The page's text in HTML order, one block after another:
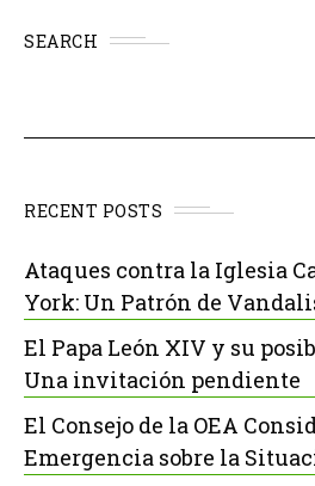
SEARCH
RECENT POSTS
Ataques contra la Iglesia
York: Un Patrón de
El Papa León XIV y su
Una invitación pendiente
El Consejo de la OEA
Emergencia sobre la